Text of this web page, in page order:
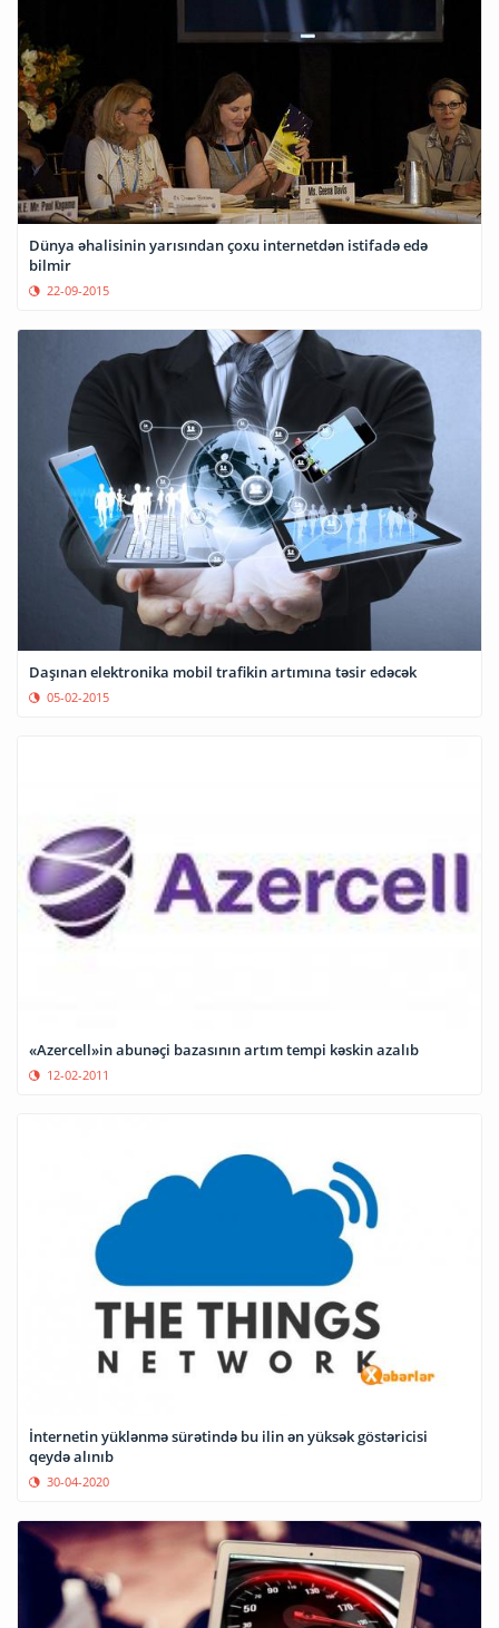
Dünya əhalisinin yarısından çoxu internetdən istifadə edə
bilmir
22-09-2015
Daşınan elektronika mobil trafikin artımına təsir edəcək
05-02-2015
«Azercell»in abunəçi bazasının artım tempi kəskin azalıb
12-02-2011
İnternetin yüklənmə sürətində bu ilin ən yüksək göstəricisi
qeydə alınıb
30-04-2020